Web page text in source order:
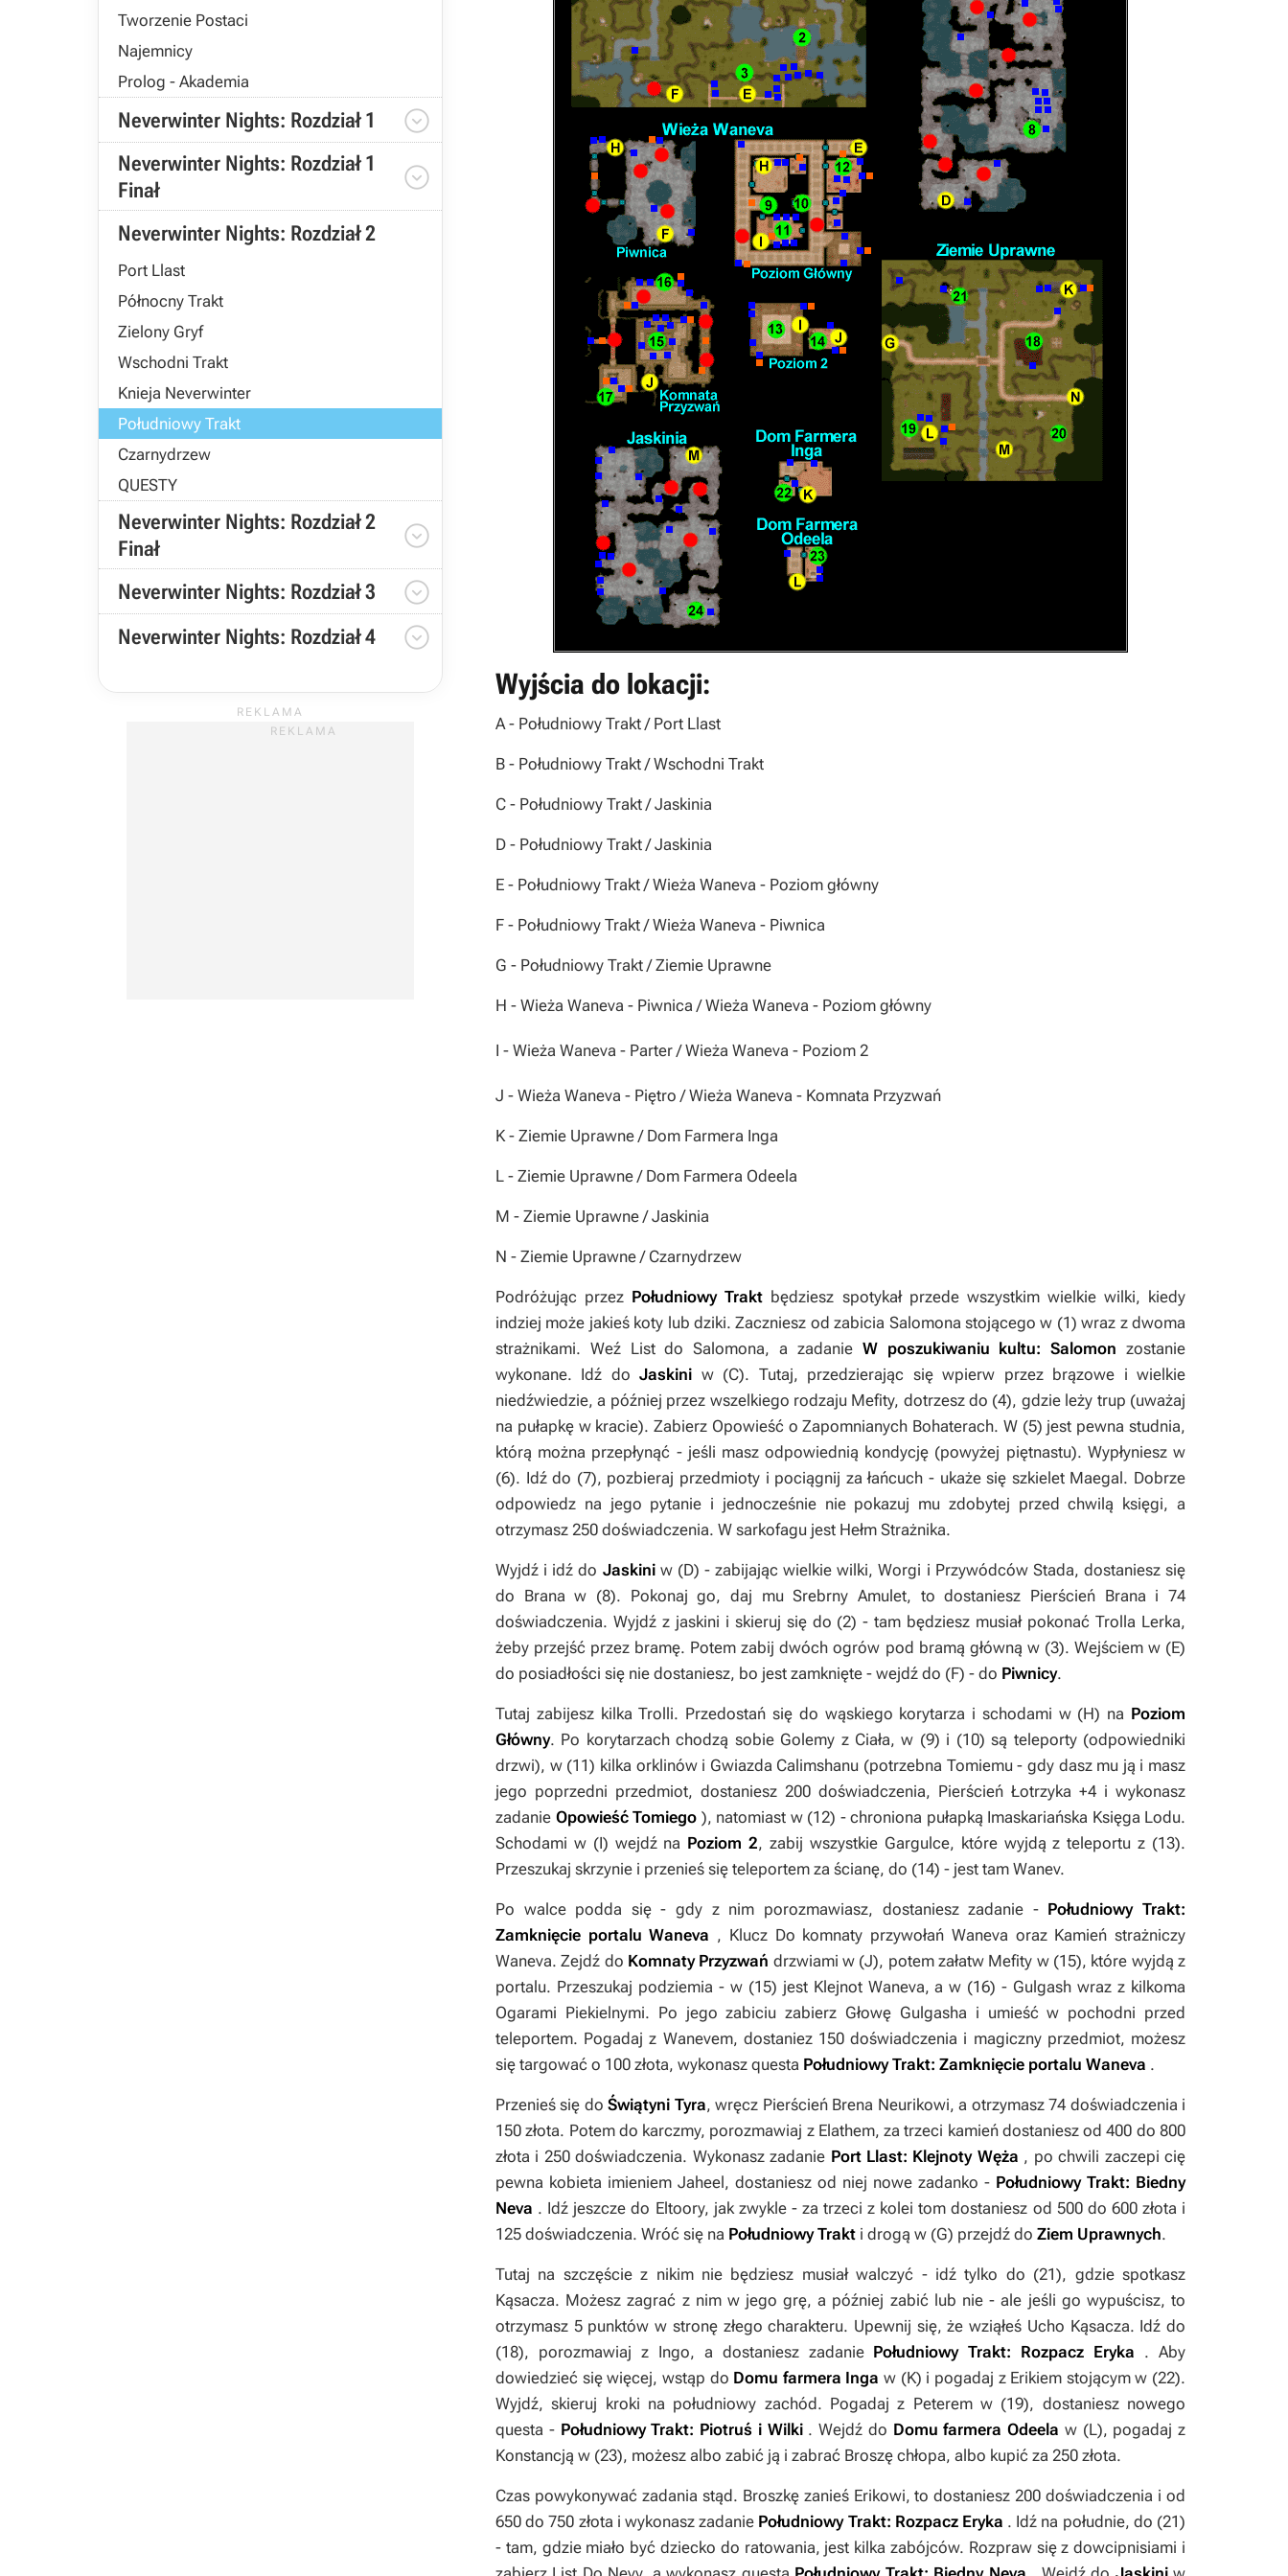
Tworzenie Postaci
Najemnicy
Prolog - Akademia
Neverwinter Nights: Rozdział 1 
Neverwinter Nights: Rozdział 1
Finał

Neverwinter Nights: Rozdział 2
Port Llast
Północny Trakt
Zielony Gryf
Wschodni Trakt
Knieja Neverwinter
Południowy Trakt
Czarnydrzew
QUESTY
Neverwinter Nights: Rozdział 2
Finał

Neverwinter Nights: Rozdział 3 
Neverwinter Nights: Rozdział 4 
Wyjścia do lokacji:
A - Południowy Trakt / Port Llast
B - Południowy Trakt / Wschodni Trakt
C - Południowy Trakt / Jaskinia
D - Południowy Trakt / Jaskinia
E - Południowy Trakt / Wieża Waneva - Poziom główny
F - Południowy Trakt / Wieża Waneva - Piwnica
G - Południowy Trakt / Ziemie Uprawne
H - Wieża Waneva - Piwnica / Wieża Waneva - Poziom główny
I - Wieża Waneva - Parter / Wieża Waneva - Poziom 2
J - Wieża Waneva - Piętro / Wieża Waneva - Komnata Przyzwań
K - Ziemie Uprawne / Dom Farmera Inga
L - Ziemie Uprawne / Dom Farmera Odeela
M - Ziemie Uprawne / Jaskinia
N - Ziemie Uprawne / Czarnydrzew
Podróżując przez Południowy Trakt będziesz spotykał przede wszystkim wielkie wilki, kiedy
indziej może jakieś koty lub dziki. Zaczniesz od zabicia Salomona stojącego w (1) wraz z dwoma
strażnikami. Weź List do Salomona, a zadanie W poszukiwaniu kultu: Salomon zostanie
wykonane. Idź doJaskini w (C). Tutaj, przedzierając się wpierw przez brązowe i wielkie
niedźwiedzie, a później przez wszelkiego rodzaju Mefity, dotrzesz do (4), gdzie leży trup (uważaj
na pułapkę w kracie). Zabierz Opowieść o Zapomnianych Bohaterach. W (5) jest pewna studnia,
którą można przepłynąć - jeśli masz odpowiednią kondycję (powyżej piętnastu). Wypłyniesz w
(6). Idź do (7), pozbieraj przedmioty i pociągnij za łańcuch - ukaże się szkielet Maegal. Dobrze
odpowiedz na jego pytanie i jednocześnie nie pokazuj mu zdobytej przed chwilą księgi, a
otrzymasz 250 doświadczenia. W sarkofagu jest Hełm Strażnika.
Wyjdź i idź do Jaskiniw (D) - zabijając wielkie wilki, Worgi i Przywódców Stada, dostaniesz się
do Brana w (8). Pokonaj go, daj muSrebrny Amulet, to dostaniesz Pierścień Brana i 74
doświadczenia. Wyjdź z jaskini i skieruj się do (2) - tam będziesz musiał pokonać Trolla Lerka,
żeby przejść przez bramę. Potem zabij dwóch ogrów pod bramą główną w (3). Wejściem w (E)
do posiadłości się nie dostaniesz, bo jest zamknięte - wejdź do (F) - do Piwnicy.
Tutaj zabijesz kilka Trolli. Przedostań się do wąskiego korytarza i schodami w (H) na Poziom
Główny. Po korytarzach chodzą sobie Golemy z Ciała, w (9) i (10) są teleporty (odpowiedniki
drzwi), w (11) kilka orklinów i Gwiazda Calimshanu (potrzebna Tomiemu - gdy dasz mu ją i masz
jego poprzedni przedmiot, dostaniesz 200 doświadczenia, Pierścień Łotrzyka +4 i wykonasz
zadanie Opowieść Tomiego ), natomiast w (12) - chroniona pułapką Imaskariańska Księga Lodu.
Schodami w (I) wejdź na Poziom 2, zabij wszystkie Gargulce, które wyjdą z teleportu z (13).
Przeszukaj skrzynie i przenieś się teleportem za ścianę, do (14) - jest tam Wanev.
Po walce podda się - gdy z nim porozmawiasz, dostaniesz zadanie - Południowy Trakt:
Zamknięcie portalu Waneva , Klucz Do komnaty przywołań Waneva oraz Kamień strażniczy
Waneva. Zejdź do Komnaty Przyzwań drzwiami w (J), potem załatw Mefity w (15), które wyjdą z
portalu. Przeszukaj podziemia - w (15) jest Klejnot Waneva, a w (16) - Gulgash wraz z kilkoma
Ogarami Piekielnymi. Po jego zabiciu zabierz Głowę Gulgasha i umieść w pochodni przed
teleportem. Pogadaj z Wanevem, dostaniez 150 doświadczenia i magiczny przedmiot, możesz
się targować o 100 złota, wykonasz questa Południowy Trakt: Zamknięcie portalu Waneva .
Przenieś się doŚwiątyni Tyra, wręcz Pierścień Brena Neurikowi, a otrzymasz 74 doświadczenia i
150 złota. Potem do karczmy, porozmawiaj z Elathem, za trzeci kamień dostaniesz od 400 do 800
złota i 250 doświadczenia. Wykonasz zadanie Port Llast: Klejnoty Węża , po chwili zaczepi cię
pewna kobieta imieniem Jaheel, dostaniesz od niej nowe zadanko - Południowy Trakt: Biedny
Neva . Idź jeszcze do Eltoory, jak zwykle - za trzeci z kolei tom dostaniesz od 500 do 600 złota i
125 doświadczenia. Wróć się na Południowy Trakt i drogą w (G) przejdź do Ziem Uprawnych.
Tutaj na szczęście z nikim nie będziesz musiał walczyć - idź tylko do (21), gdzie spotkasz
Kąsacza. Możesz zagrać z nim w jego grę, a później zabić lub nie - ale jeśli go wypuścisz, to
otrzymasz 5 punktów w stronę złego charakteru. Upewnij się, że wziąłeś Ucho Kąsacza. Idź do
(18), porozmawiaj z Ingo, a dostaniesz zadanie Południowy Trakt: Rozpacz Eryka . Aby
dowiedzieć się więcej, wstąp do Domu farmera Inga w (K) i pogadaj z Erikiem stojącym w (22).
Wyjdź, skieruj kroki na południowy zachód. Pogadaj z Peterem w (19), dostaniesz nowego
questa - Południowy Trakt: Piotruś i Wilki . Wejdź do Domu farmera Odeela w (L), pogadaj z
Konstancją w (23), możesz albo zabić ją i zabrać Broszę chłopa, albo kupić za 250 złota.
Czas powykonywać zadania stąd. Broszkę zanieś Erikowi, to dostaniesz 200 doświadczenia i od
650 do 750 złota i wykonasz zadanie Południowy Trakt: Rozpacz Eryka . Idź na południe, do (21)
- tam, gdzie miało być dziecko do ratowania, jest kilka zabójców. Rozpraw się z dowcipnisiami i